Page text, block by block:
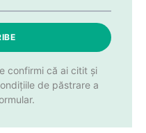
confirmi că ai citit și
de păstrare a